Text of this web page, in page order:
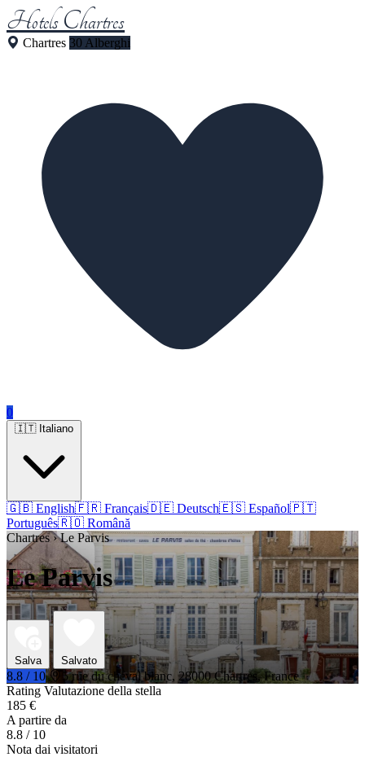
Hotels Chartres
Chartres 30 Alberghi
0
🇬🇧 English🇫🇷 Français🇩🇪 Deutsch🇪🇸 Español🇵🇹
Português🇷🇴 Română
Chartres › Le Parvis
Le Parvis
Salva Salvato
8.8 / 10
5 rue du cheval blanc, 28000 Chartres, France
Rating Valutazione della stella
185 €
A partire da
8.8 / 10
Nota dai visitatori